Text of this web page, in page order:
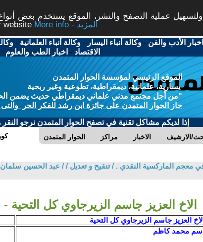
عملية التصفح والنشر، الموقع يستخدم بعض
website
More info - المزيد
اخبار الأدب والفن -وكالة أنباء اليسار -وكالة أنباء العلمانية -
الاقتصاد - اخبار الطب والعلوم
الموقع الرئيسي لمؤسسة الحوار المتمدن
يسارية، علمانية، ديمقراطية، تطوعية وغير ربحية
"من أجل مجتمع مدني علماني ديمقراطي حديث يضمن
حاز الحوار المتمدن على جائزة ابن رشد للفكر الحر والتى
إذا لديكم مشاكل تقنية في تصفح الحوار المتمدن نرجو النقر
الحوار المتمدن مراكز الاخبار الارشيف
معجم الماركسية النقدي . / تنقيح و تعديل / / عبد الحسين
الاخ العزيز جاسم الزيرجاوي كل
العزيز جاسم الزيرجاوي كل التحية
محمد كاظم